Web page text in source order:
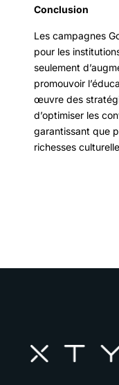
Conclusion
Les campagnes
pour les
seulement
promouvoir
œuvre des
d’optimiser les
garantissant que
richesses